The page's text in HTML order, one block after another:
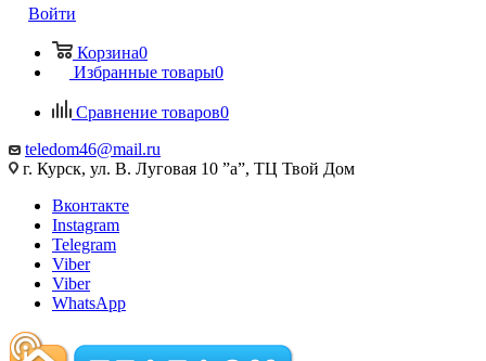
Войти
Корзина0
Избранные товары0
Сравнение товаров0
teledom46@mail.ru
г. Курск, ул. В. Луговая 10 ”а”, ТЦ Твой Дом
Вконтакте
Instagram
Telegram
Viber
Viber
WhatsApp